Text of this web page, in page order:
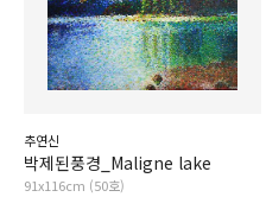
추연신
박제된풍경_Maligne lake
91x116cm (50호)